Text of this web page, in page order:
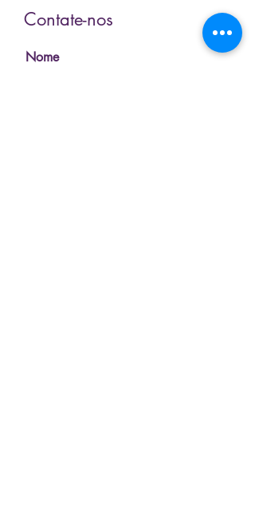
Contate-nos
Nome